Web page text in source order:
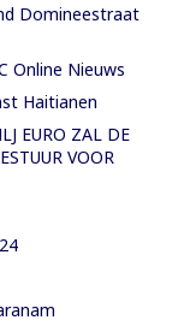
Domineestraat
Online Nieuws
Haitianen
EURO ZAL DE
VOOR